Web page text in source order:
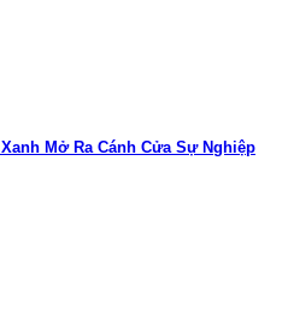
Mở Ra Cánh Cửa Sự Nghiệp